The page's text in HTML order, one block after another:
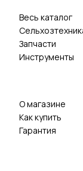
Весь каталог
Запчасти
Инструменты
О магазине
Как купить
Гарантия